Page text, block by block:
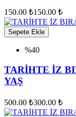
150.00 ₺150.00 ₺
Sepete Ekle
%40
TARİHTE İZ
YAŞ
500.00 ₺300.00 ₺